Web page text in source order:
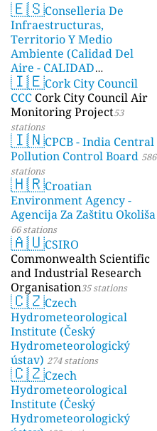
🇪🇸Conselleria De
Infraestructuras,
Territorio Y Medio
Ambiente (Calidad Del
Aire - CALIDAD
AMBIENTAL) 23 stations
🇮🇪Cork City Council
CCC Cork City Council Air
Monitoring Project53
stations
🇮🇳CPCB - India Central
Pollution Control Board 586
stations
🇭🇷Croatian
Environment Agency -
Agencija Za Zaštitu Okoliša
66 stations
🇦🇺CSIRO
Commonwealth Scientific
and Industrial Research
Organisation35 stations
🇨🇿Czech
Hydrometeorological
Institute (Český
Hydrometeorologický
ústav) 274 stations
🇨🇿Czech
Hydrometeorological
Institute (Český
Hydrometeorologický